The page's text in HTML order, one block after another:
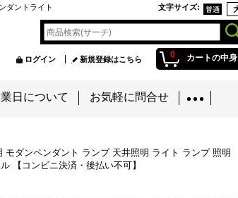
ダントライト 文字サイズ:
0 カートの中身
ログイン 新規登録はこちら
日について お気軽に問合せ
ダンペンダント ランプ 天井照明 ライト ランプ 照明
【コンビニ決済・後払い不可】